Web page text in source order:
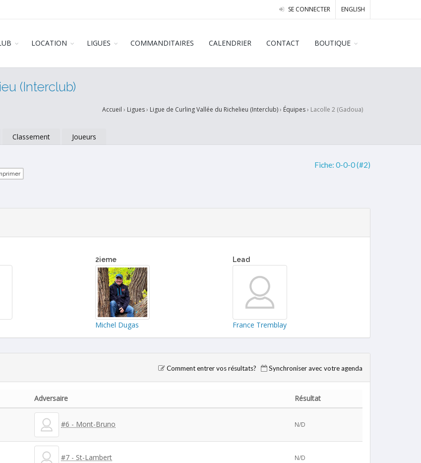
SE CONNECTER ENGLISH
LOCATION LIGUES COMMANDITAIRES CALENDRIER CONTACT BOUTIQUE
(Interclub)
Accueil › Ligues› Ligue de Curling Vallée du Richelieu (Interclub)› Équipes› Lacolle 2 (Gadoua)
Classement Joueurs
Fiche: 0-0-0 (#2)
2ieme
Michel Dugas
Lead
France Tremblay
Comment entrer vos résultats? Synchroniser avec votre agenda
Adversaire Résultat
#6 - Mont-Bruno N/D
#7 - St-Lambert N/D